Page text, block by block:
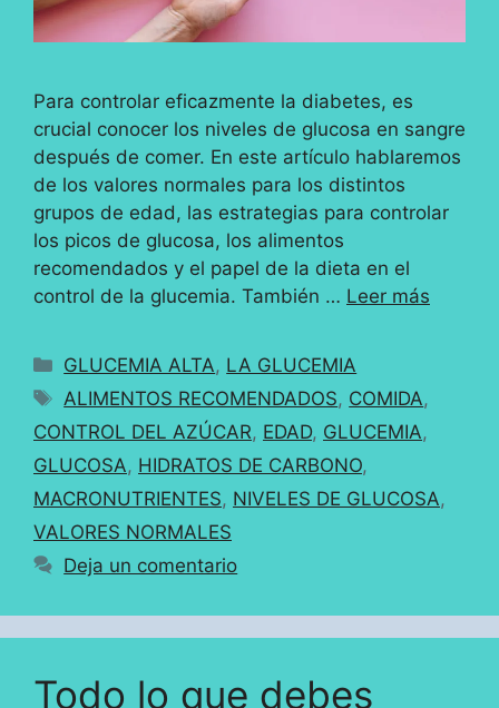
Para controlar eficazmente la diabetes, es
crucial conocer los niveles de glucosa en sangre
después de comer. En este artículo hablaremos
de los valores normales para los distintos
grupos de edad, las estrategias para controlar
los picos de glucosa, los alimentos
recomendados y el papel de la dieta en el
control de la glucemia. También … Leer más
Categorías
GLUCEMIA ALTA, LA GLUCEMIA
Etiquetas
ALIMENTOS RECOMENDADOS, COMIDA,
CONTROL DEL AZÚCAR, EDAD, GLUCEMIA,
GLUCOSA, HIDRATOS DE CARBONO,
MACRONUTRIENTES, NIVELES DE GLUCOSA,
VALORES NORMALES
Deja un comentario
Todo lo que debes